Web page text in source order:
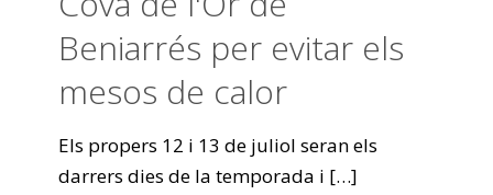
Beniarrés per evitar els
mesos de calor
Els propers 12 i 13 de juliol seran els
darrers dies de la temporada i […]